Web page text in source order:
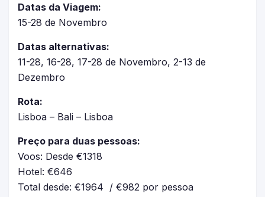
Datas da Viagem:
15-28 de Novembro
Datas alternativas:
11-28, 16-28, 17-28 de Novembro, 2-13 de
Dezembro
Rota:
Lisboa – Bali – Lisboa
Preço para duas pessoas:
Voos: Desde €1318
Hotel: €646
Total desde: €1964 / €982 por pessoa